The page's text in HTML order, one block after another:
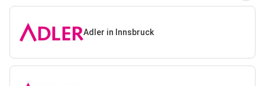
Adler in Innsbruck